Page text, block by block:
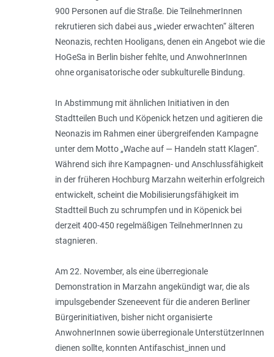
900 Personen auf die Straße. Die TeilnehmerInnen
rekrutieren sich dabei aus „wieder erwachten“ älteren
Neonazis, rechten Hooligans, denen ein Angebot wie die
HoGeSa in Berlin bisher fehlte, und AnwohnerInnen
ohne organisatorische oder subkulturelle Bindung.
In Abstimmung mit ähnlichen Initiativen in den
Stadtteilen Buch und Köpenick hetzen und agitieren die
Neonazis im Rahmen einer übergreifenden Kampagne
unter dem Motto „Wache auf — Handeln statt Klagen“.
Während sich ihre Kampagnen- und Anschlussfähigkeit
in der früheren Hochburg Marzahn weiterhin erfolgreich
entwickelt, scheint die Mobilisierungsfähigkeit im
Stadtteil Buch zu schrumpfen und in Köpe­nick bei
derzeit 400-450 regelmäßigen TeilnehmerInnen zu
stagnieren.
Am 22. November, als eine überregiona­le
Demonstration in Marzahn angekündigt war, die als
impulsgebender Szene­event für die anderen Berliner
Bürgerinitiativen, bisher nicht organisierte
AnwohnerInnen sowie überregionale UnterstützerInnen
dienen sollte, konnten Antifaschist_innen und